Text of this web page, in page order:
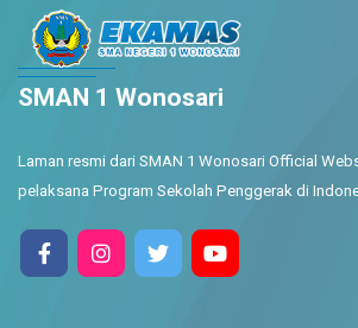
SMAN 1 Wonosari
Laman resmi dari SMAN 1 Wonosari Official
pelaksana Program Sekolah Penggerak di